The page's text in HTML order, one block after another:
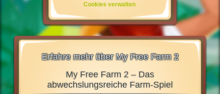
Cookies verwalten
Erfahre mehr über My Free Farm 2
My Free Farm 2 – Das
abwechslungsreiche Farm-Spiel